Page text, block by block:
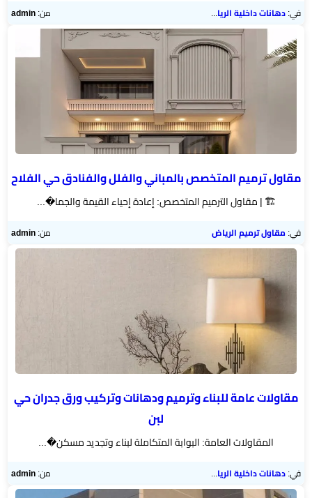
في:دهانات داخلية الرياض من:admin
مقاول ترميم المتخصص بالمباني والفلل والفنادق حي الفلاح
🏗️ | مقاول الترميم المتخصص: إعادة إحياء القيمة والجما�...
في:مقاول ترميم الرياض من:admin
مقاولات عامة للبناء وترميم ودهانات وتركيب ورق جدران حي
لبن
المقاولات العامة: البوابة المتكاملة لبناء وتجديد مسكن�...
في:دهانات داخلية الرياض من:admin